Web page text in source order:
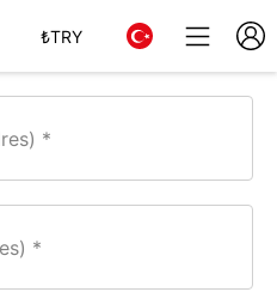
₺TRY